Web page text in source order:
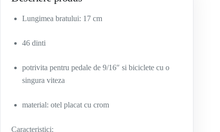
Lungimea bratului: 17 cm
46 dinti
potrivita pentru pedale de 9/16″ si biciclete cu o
singura viteza
material: otel placat cu crom
Caracteristici: